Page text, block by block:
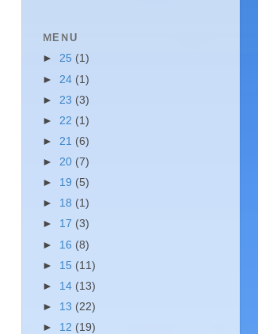
ＭEＮU
► 25 (1)
► 24 (1)
► 23 (3)
► 22 (1)
► 21 (6)
► 20 (7)
► 19 (5)
► 18 (1)
► 17 (3)
► 16 (8)
► 15 (11)
► 14 (13)
► 13 (22)
► 12 (19)